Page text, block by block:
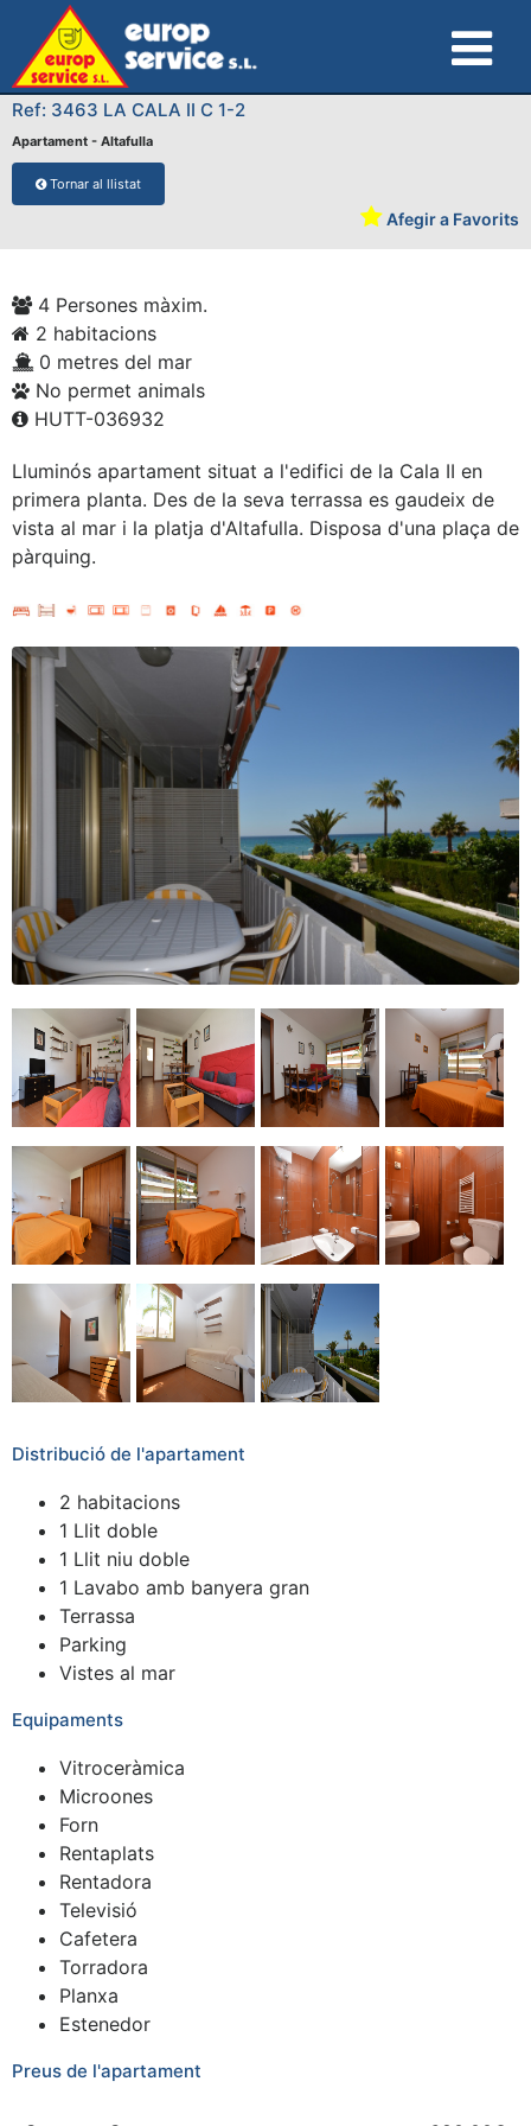
Ref: 3463 LA CALA II C 1-2
Apartament - Altafulla
Tornar al llistat
Afegir a Favorits
4 Persones màxim.
2 habitacions
0 metres del mar
No permet animals
HUTT-036932
Lluminós apartament situat a l'edifici de la Cala II en
primera planta. Des de la seva terrassa es gaudeix de
vista al mar i la platja d'Altafulla. Disposa d'una plaça de
pàrquing.
Distribució de l'apartament
2 habitacions
1 Llit doble
1 Llit niu doble
1 Lavabo amb banyera gran
Terrassa
Parking
Vistes al mar
Equipaments
Vitroceràmica
Microones
Forn
Rentaplats
Rentadora
Televisió
Cafetera
Torradora
Planxa
Estenedor
Preus de l'apartament